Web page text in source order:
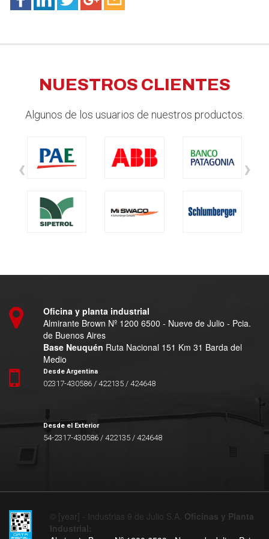
NUESTROS CLIENTES
Algunos de los usuarios de nuestros productos.
‹ ›
Oficina y planta industrial
Almirante Brown Nº 1200 6500 - Nueve de Julio - Pcia.
de Buenos Aires
Base Neuquén Ruta Nacional 151 Km 31 Barda del
Medio
Desde Argentina
02317-430586 / 422135 / 424648
Desde el Exterior
54-2317-430586 / 422135 / 424648
© [year] - Industrias 9 de Julio S.A. Oficinas y Planta
Industrial: